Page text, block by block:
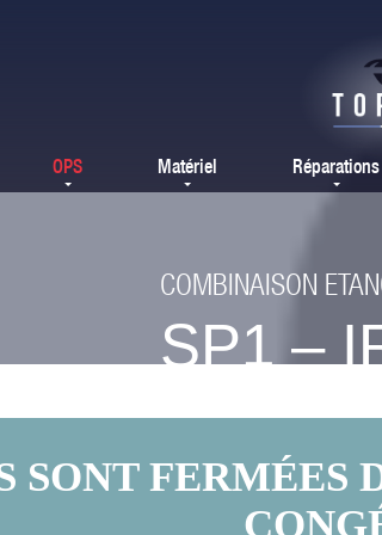
OPS Matériel Réparations
COMBINAISON
SP1 –
FERMÉES